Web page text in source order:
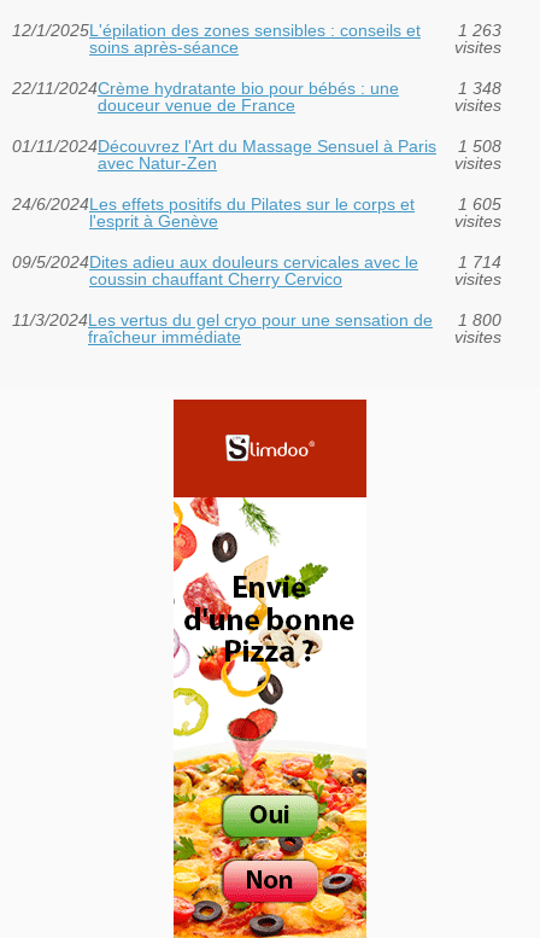
12/1/2025L'épilation des zones sensibles : conseils et
soins après-séance
1 263
visites
22/11/2024Crème hydratante bio pour bébés : une
douceur venue de France
1 348
visites
01/11/2024Découvrez l'Art du Massage Sensuel à Paris
avec Natur-Zen
1 508
visites
24/6/2024Les effets positifs du Pilates sur le corps et
l'esprit à Genève
1 605
visites
09/5/2024Dites adieu aux douleurs cervicales avec le
coussin chauffant Cherry Cervico
1 714
visites
11/3/2024Les vertus du gel cryo pour une sensation de
fraîcheur immédiate
1 800
visites